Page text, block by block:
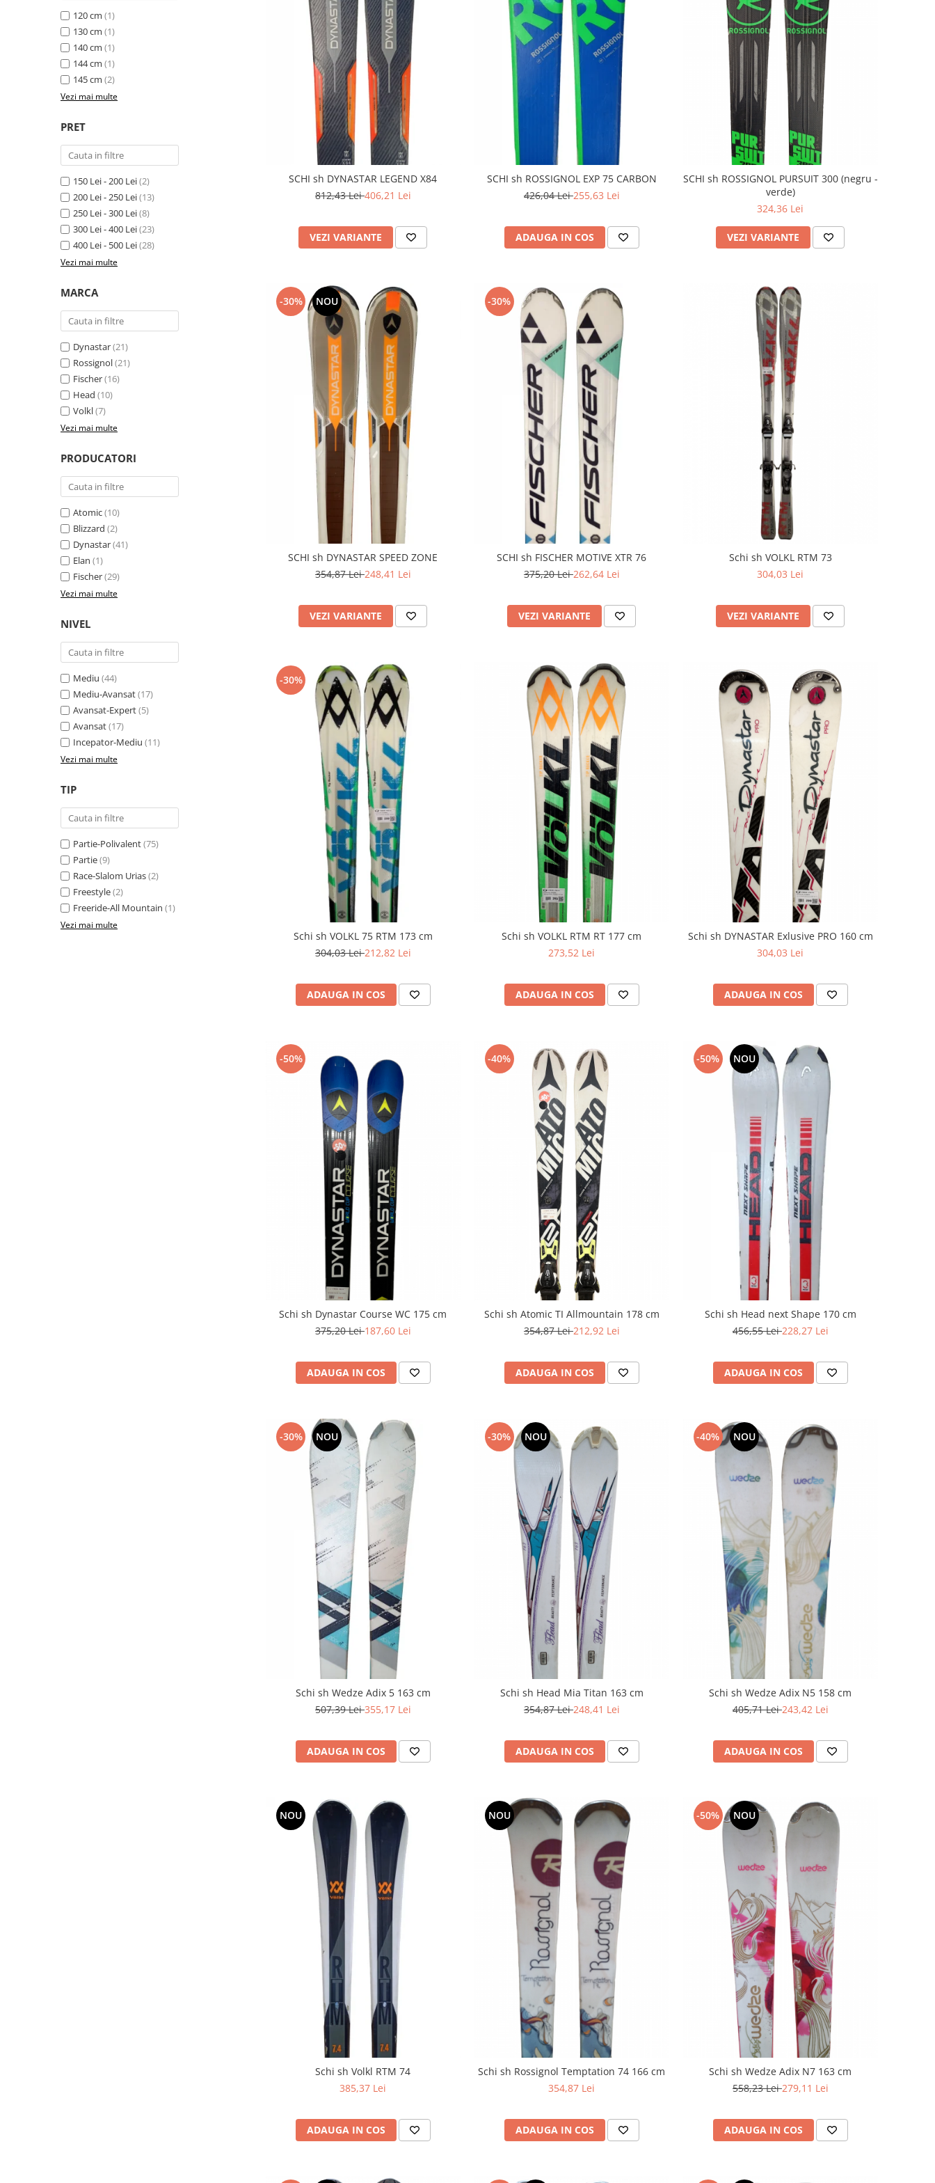
Bețe sh adulți
Bețe sh copii
Bețe noi adulți
Bețe noi copii
Bețe noi modele feminine
120 cm (1)
130 cm (1)
140 cm (1)
144 cm (1)
145 cm (2)
Vezi mai multe
PRET
150 Lei - 200 Lei(2)
200 Lei - 250 Lei(13)
250 Lei - 300 Lei(8)
300 Lei - 400 Lei(23)
400 Lei - 500 Lei(28)
Vezi mai multe
MARCA
Dynastar(21)
Rossignol(21)
Fischer(16)
Head (10)
Volkl(7)
Vezi mai multe
PRODUCATORI
Atomic(10)
Blizzard (2)
Dynastar(41)
Elan (1)
Fischer(29)
Vezi mai multe
NIVEL
Mediu (44)
Mediu-Avansat(17)
Avansat-Expert(5)
Avansat(17)
Incepator-Mediu (11)
Vezi mai multe
TIP
Partie-Polivalent(75)
Partie(9)
Race-Slalom Urias(2)
Freestyle(2)
Freeride-All Mountain (1)
Vezi mai multe
SCHI sh DYNASTAR LEGEND X84
812,43 Lei406,21 Lei
VEZI VARIANTE
SCHI sh ROSSIGNOL EXP 75 CARBON
426,04 Lei255,63 Lei
ADAUGA IN COS
SCHI sh ROSSIGNOL PURSUIT 300 (negru -
verde)
324,36 Lei
VEZI VARIANTE
-30% NOU
SCHI sh DYNASTAR SPEED ZONE
354,87 Lei248,41 Lei
VEZI VARIANTE
-30%
SCHI sh FISCHER MOTIVE XTR 76
375,20 Lei262,64 Lei
VEZI VARIANTE
Schi sh VOLKL RTM 73
304,03 Lei
VEZI VARIANTE
-30%
Schi sh VOLKL 75 RTM 173 cm
304,03 Lei212,82 Lei
ADAUGA IN COS
Schi sh VOLKL RTM RT 177 cm
273,52 Lei
ADAUGA IN COS
Schi sh DYNASTAR Exlusive PRO 160 cm
304,03 Lei
ADAUGA IN COS
-50%
Schi sh Dynastar Course WC 175 cm
375,20 Lei187,60 Lei
ADAUGA IN COS
-40%
Schi sh Atomic TI Allmountain 178 cm
354,87 Lei212,92 Lei
ADAUGA IN COS
-50% NOU
Schi sh Head next Shape 170 cm
456,55 Lei228,27 Lei
ADAUGA IN COS
-30% NOU
Schi sh Wedze Adix 5 163 cm
507,39 Lei355,17 Lei
ADAUGA IN COS
-30% NOU
Schi sh Head Mia Titan 163 cm
354,87 Lei248,41 Lei
ADAUGA IN COS
-40% NOU
Schi sh Wedze Adix N5 158 cm
405,71 Lei243,42 Lei
ADAUGA IN COS
NOU
Schi sh Volkl RTM 74
385,37 Lei
ADAUGA IN COS
NOU
Schi sh Rossignol Temptation 74 166 cm
354,87 Lei
ADAUGA IN COS
-50% NOU
Schi sh Wedze Adix N7 163 cm
558,23 Lei279,11 Lei
ADAUGA IN COS